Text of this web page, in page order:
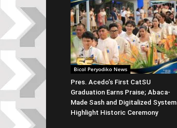
Bicol Peryodiko News
Pres. Acedo’s First CatSU
Graduation Earns Praise; Abaca-
Made Sash and Digitalized System
Highlight Historic Ceremony